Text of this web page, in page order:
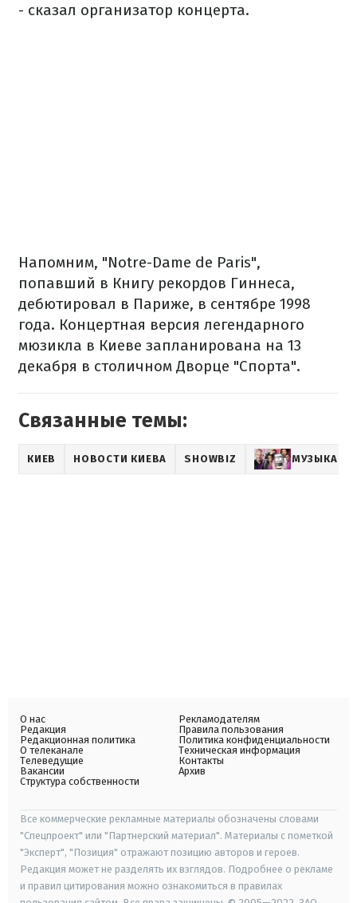
- сказал организатор концерта.
Напомним, "Notre-Dame de Paris",
попавший в Книгу рекордов Гиннеса,
дебютировал в Париже, в сентябре 1998
года. Концертная версия легендарного
мюзикла в Киеве запланирована на 13
декабря в столичном Дворце "Спорта".
Связанные темы:
КИЕВ НОВОСТИ КИЕВА SHOWBIZ МУЗЫКА
О нас
Редакция
Редакционная политика
О телеканале
Телеведущие
Вакансии
Структура собственности
Рекламодателям
Правила пользования
Политика конфиденциальности
Техническая информация
Контакты
Архив
Все коммерческие рекламные материалы обозначены словами
"Спецпроект" или "Партнерский материал". Материалы с пометкой
"Эксперт", "Позиция" отражают позицию авторов и героев.
Редакция может не разделять их взглядов. Подробнее о рекламе
и правил цитирования можно ознакомиться в правилах